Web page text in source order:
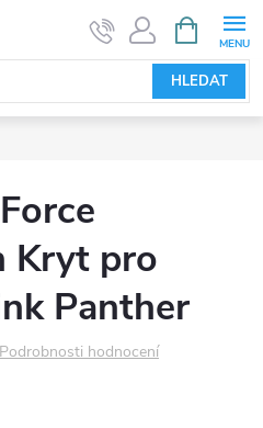
HLEDAT
NÁKUPNÍ
KOŠÍK
Kryt pro
Panther
Podrobnosti hodnocení